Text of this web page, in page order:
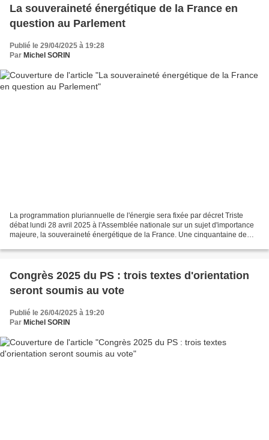
La souveraineté énergétique de la France en
question au Parlement
Publié le 29/04/2025 à 19:28
Par Michel SORIN
La programmation pluriannuelle de l'énergie sera fixée par décret Triste
débat lundi 28 avril 2025 à l'Assemblée nationale sur un sujet d'importance
majeure, la souveraineté énergétique de la France. Une cinquantaine de
Congrès 2025 du PS : trois textes d'orientation
seront soumis au vote
Publié le 26/04/2025 à 19:20
Par Michel SORIN